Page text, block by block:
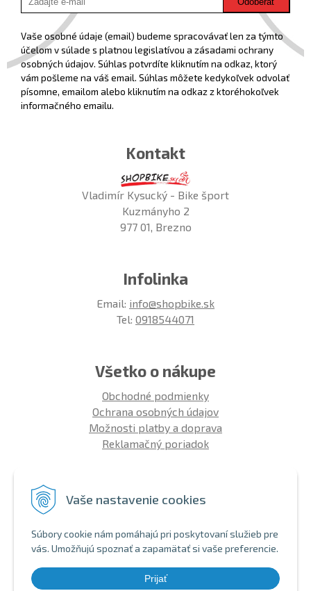
Vaše nastavenie cookies
Súbory cookie nám pomáhajú pri poskytovaní služieb pre
vás. Umožňujú spoznať a zapamätať si vaše preferencie.
Prijať
Vaše osobné údaje (email) budeme spracovávať len za týmto
účelom v súlade s platnou legislatívou a zásadami ochrany
osobných údajov. Súhlas potvrdíte kliknutím na odkaz, ktorý
vám pošleme na váš email. Súhlas môžete kedykoľvek odvolať
písomne, emailom alebo kliknutím na odkaz z ktoréhokoľvek
informačného emailu.
Kontakt
Vladimír Kysucký - Bike šport
Kuzmányho 2
977 01, Brezno
Infolinka
Email: info@shopbike.sk
Tel: 0918544071
Všetko o nákupe
Obchodné podmienky
Ochrana osobných údajov
Možnosti platby a doprava
Reklamačný poriadok
Aký bicykel kúpiť 26' | 27,5' | 29'
Nákup na splátky
Bezhotovostná platba